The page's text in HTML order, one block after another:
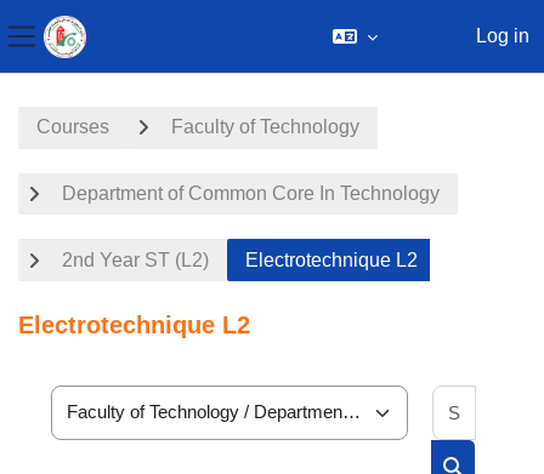
Side panel
Log in
Courses Faculty of Technology
Department of Common Core In Technology
2nd Year ST (L2) Electrotechnique L2
Electrotechnique L2
Course categories